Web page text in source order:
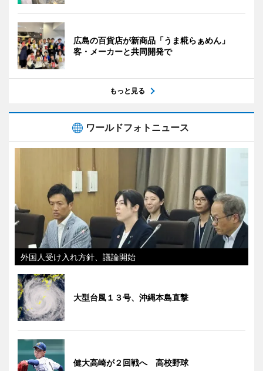
広島の百貨店が新商品「うま糀らぁめん」
客・メーカーと共同開発で
もっと見る
ワールドフォトニュース
外国人受け入れ方針、議論開始
大型台風１３号、沖縄本島直撃
健大高崎が２回戦へ 高校野球